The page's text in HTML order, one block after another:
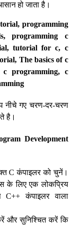
हो जाता है।
programming
programming c
tutorial for c, c
The basics of c
c programming, c
नीचे गए चरण-दर-चरण
है।
Development
C कंपाइलर को चुनें।
के लिए एक लोकप्रिय
C++ कंपाइलर वाला
और सुनिश्चित करें कि